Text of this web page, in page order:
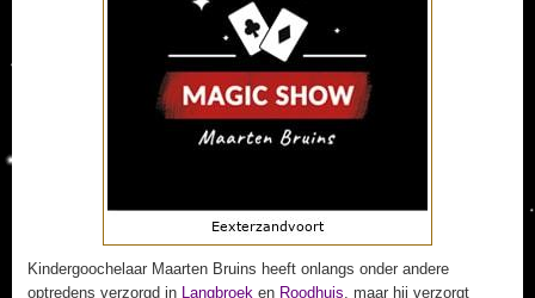
Kindergoochelaar Maarten Bruins heeft onlangs onder andere
optredens verzorgd in Langbroek en Roodhuis, maar hij verzorgt